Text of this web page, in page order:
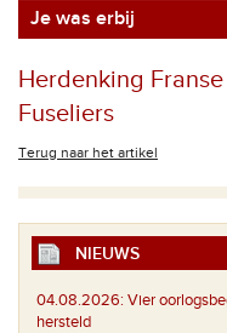
Je was erbij
Herdenking
Fuseliers
Terug naar het artikel
NIEUWS
04.08.2026: Vier
hersteld